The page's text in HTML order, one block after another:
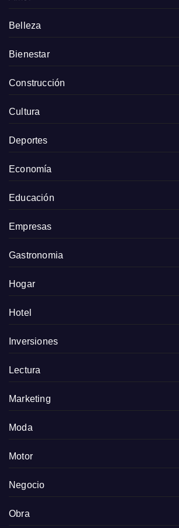
Belleza
Bienestar
Construcción
Cultura
Deportes
Economía
Educación
Empresas
Gastronomia
Hogar
Hotel
Inversiones
Lectura
Marketing
Moda
Motor
Negocio
Obra